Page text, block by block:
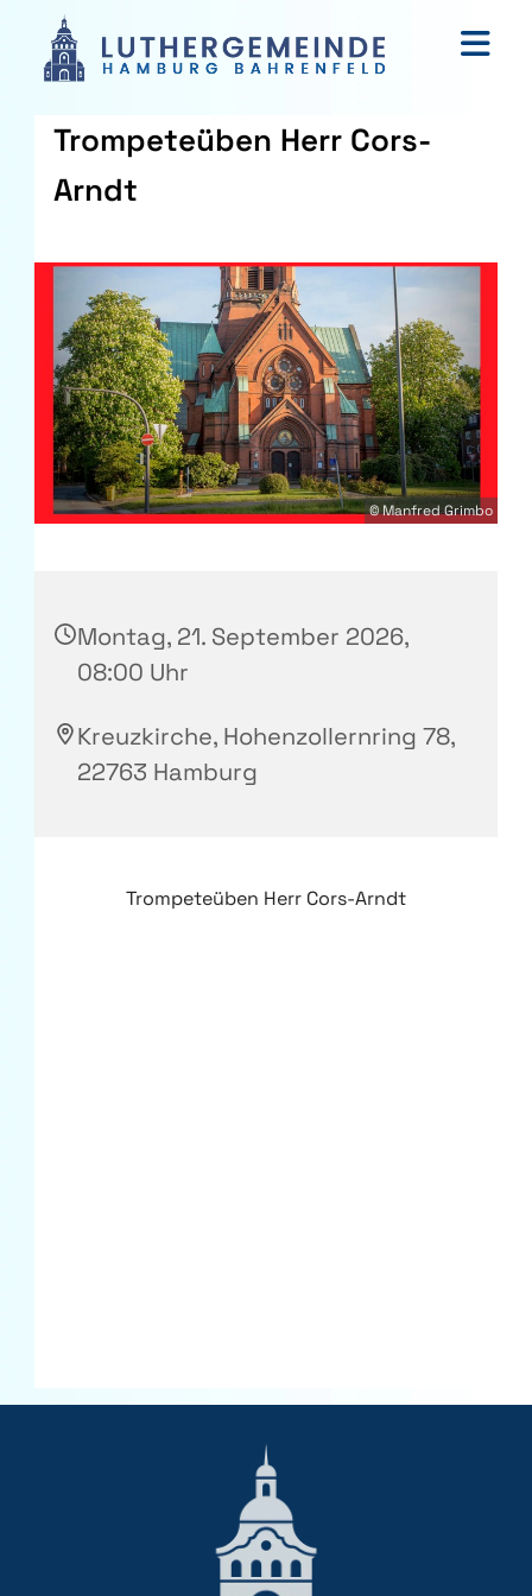
Trompeteüben Herr Cors-
Arndt
© Manfred Grimbo
Montag, 21. September 2026,
08:00 Uhr
Kreuzkirche, Hohenzollernring 78,
22763 Hamburg
Trompeteüben Herr Cors-Arndt